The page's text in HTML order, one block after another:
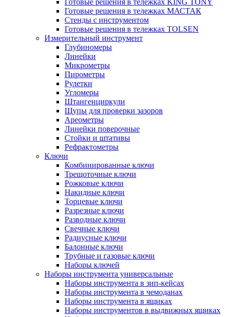
Готовые решения в тележках KING TONY
Готовые решения в тележках МАСТАК
Стенды с инструментом
Готовые решения в тележках TOLSEN
Измерительный инструмент
Глубиномеры
Линейки
Микрометры
Пирометры
Рулетки
Угломеры
Штангенциркули
Щупы для проверки зазоров
Ареометры
Линейки поверочные
Стойки и штативы
Рефрактометры
Ключи
Комбинированные ключи
Трещоточные ключи
Рожковые ключи
Накидные ключи
Торцевые ключи
Разрезные ключи
Разводные ключи
Свечные ключи
Радиусные ключи
Балонные ключи
Трубные и газовые ключи
Наборы ключей
Наборы инструмента универсальные
Наборы инструмента в зип-кейсах
Наборы инструмента в чемоданах
Наборы инструмента в ящиках
Наборы инструментов в выдвижных ящиках